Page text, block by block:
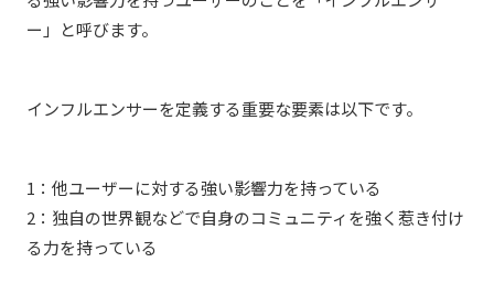
ー」と呼びます。
インフルエンサーを定義する重要な要素は以下です。
1：他ユーザーに対する強い影響力を持っている
2：独自の世界観などで自身のコミュニティを強く惹き付け
る力を持っている